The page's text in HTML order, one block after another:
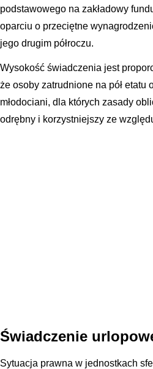
podstawowego na zakładowy
oparciu o przeciętne
jego drugim półroczu.
Wysokość świadczenia jest
że osoby zatrudnione na pół
młodociani, dla których zasady
odrębny i korzystniejszy ze
Świadczenie
Sytuacja prawna w jednostkach